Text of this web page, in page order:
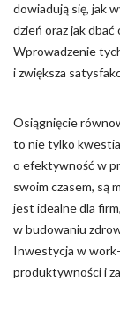
dowiadują się, jak
dzień oraz jak
Wprowadzenie
i zwiększa
Osiągnięcie
to nie tylko
o efektywność w
swoim czasem, są
jest idealne dla
w budowaniu
Inwestycja w
produktywności i